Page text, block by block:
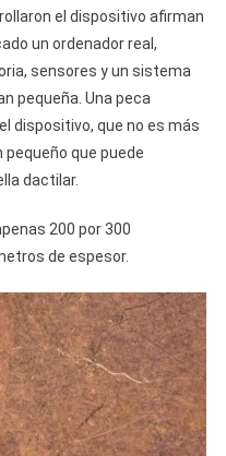
el dispositivo afirman
un ordenador real,
sensores y un sistema
pequeña. Una peca
dispositivo, que no es más
pequeño que puede
dactilar.
200 por 300
de espesor.